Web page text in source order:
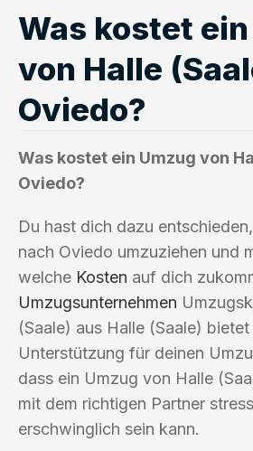
Was kostet
von Halle
Oviedo?
Was kostet ein Umzug von
Oviedo?
Du hast dich dazu
nach Oviedo umzuziehen und
welche Kosten auf dich
Umzugsunternehmen
(Saale) aus Halle (Saale)
Unterstützung für deinen
dass ein Umzug von Halle
mit dem richtigen Partner
erschwinglich sein kann.